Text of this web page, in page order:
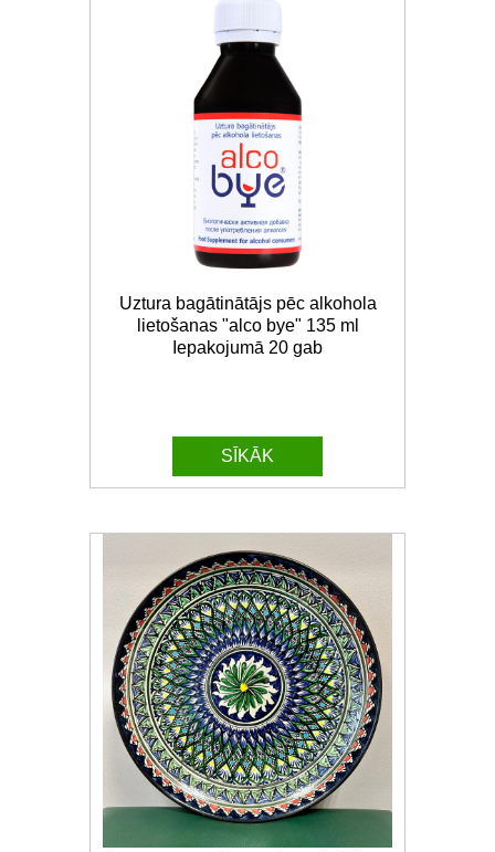
Uztura bagātinātājs pēc alkohola
lietošanas "alco bye" 135 ml
Iepakojumā 20 gab
SĪKĀK